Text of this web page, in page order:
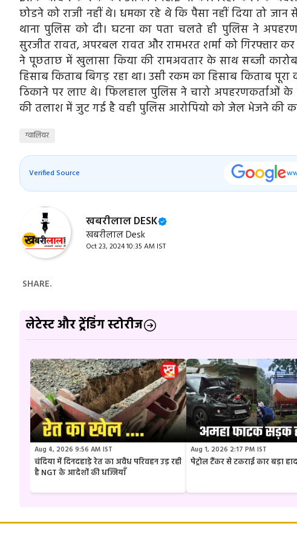
छोडने को राजी नहीं थे। धमका रहे थे कि पैसा नहीं दिया तो
थाना पुलिस को दी। घटना का पता चलते ही पुलिस ने
सुरजीत रावत, अपरबल रावत और रामभरत शर्मा को गिरफ्तार
ने पूछताछ में खुलासा किया की रामअवतार के साथ सब्जी
हिसाब किताब बिगड़ रहा था। उसी रकम का हिसाब किताब
ठिकाने पर लाए थे। फिलहाल पुलिस ने चारो अपहरणकर्ताओं
की तलाश में जुट गई है वही पुलिस आरोपियो को जेल भेजने की
ग्वालियर
Verified Source
खबरीलाल DESK
खबरीलाल Desk
Oct 23, 2024 10:35 AM IST
SHARE.
लेटेस्ट और ट्रेंडिंग स्टोरीज
Aug 4, 2026 9:56 AM IST
चंदिया में दिनदहाड़े रेत का अवैध परिवहन उड़ रही
है NGT के आदेशों की धज्जियाँ
Aug 1, 2026 2:17 PM IST
पेट्रोल टैंकर से टकराई कार बड़ा